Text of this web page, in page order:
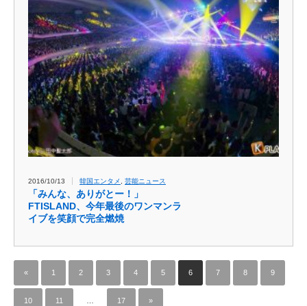
2016/10/13 韓国エンタメ , 芸能ニュース
「みんな、ありがとー！」
FTISLAND、今年最後のワンマンラ
イブを笑顔で完全燃焼
« 1 2 3 4 5 6 7 8 9
10 11 … 17 »